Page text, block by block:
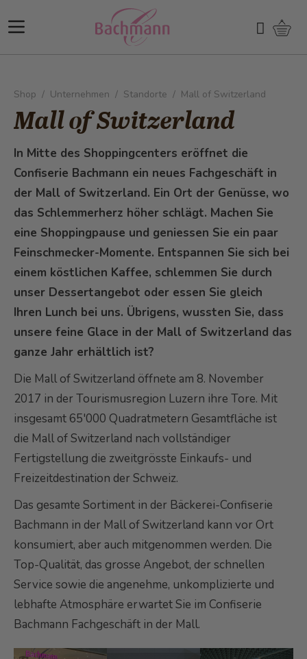
Suchen
Shop / Unternehmen / Standorte / Mall of Switzerland
Mall of Switzerland
In Mitte des Shoppingcenters eröffnet die
Confiserie Bachmann ein neues Fachgeschäft in
der Mall of Switzerland. Ein Ort der Genüsse, wo
das Schlemmerherz höher schlägt. Machen Sie
eine Shoppingpause und geniessen Sie ein paar
Feinschmecker-Momente. Entspannen Sie sich bei
einem köstlichen Kaffee, schlemmen Sie durch
unser Dessertangebot oder essen Sie gleich
Ihren Lunch bei uns. Übrigens, wussten Sie, dass
unsere feine Glace in der Mall of Switzerland das
ganze Jahr erhältlich ist?
Die Mall of Switzerland öffnete am 8. November
2017 in der Tourismusregion Luzern ihre Tore. Mit
insgesamt 65'000 Quadratmetern Gesamtfläche ist
die Mall of Switzerland nach vollständiger
Fertigstellung die zweitgrösste Einkaufs- und
Freizeitdestination der Schweiz.
Das gesamte Sortiment in der Bäckerei-Confiserie
Bachmann in der Mall of Switzerland kann vor Ort
konsumiert, aber auch mitgenommen werden. Die
Top-Qualität, das grosse Angebot, der schnellen
Service sowie die angenehme, unkomplizierte und
lebhafte Atmosphäre erwartet Sie im Confiserie
Bachmann Fachgeschäft in der Mall.